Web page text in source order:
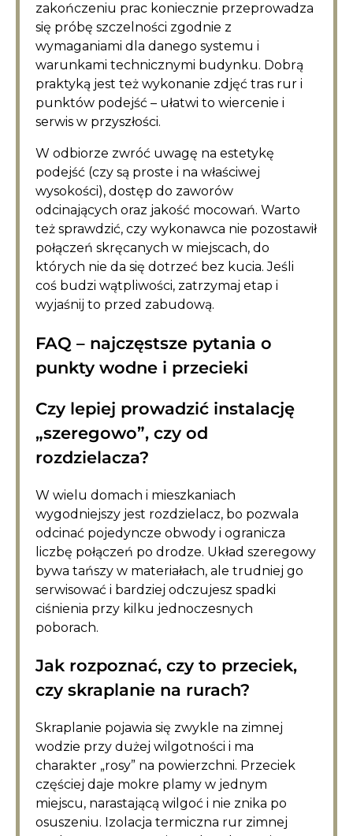
zakończeniu prac koniecznie przeprowadza
się próbę szczelności zgodnie z
wymaganiami dla danego systemu i
warunkami technicznymi budynku. Dobrą
praktyką jest też wykonanie zdjęć tras rur i
punktów podejść – ułatwi to wiercenie i
serwis w przyszłości.
W odbiorze zwróć uwagę na estetykę
podejść (czy są proste i na właściwej
wysokości), dostęp do zaworów
odcinających oraz jakość mocowań. Warto
też sprawdzić, czy wykonawca nie pozostawił
połączeń skręcanych w miejscach, do
których nie da się dotrzeć bez kucia. Jeśli
coś budzi wątpliwości, zatrzymaj etap i
wyjaśnij to przed zabudową.
FAQ – najczęstsze pytania o
punkty wodne i przecieki
Czy lepiej prowadzić instalację
„szeregowo”, czy od
rozdzielacza?
W wielu domach i mieszkaniach
wygodniejszy jest rozdzielacz, bo pozwala
odcinać pojedyncze obwody i ogranicza
liczbę połączeń po drodze. Układ szeregowy
bywa tańszy w materiałach, ale trudniej go
serwisować i bardziej odczujesz spadki
ciśnienia przy kilku jednoczesnych
poborach.
Jak rozpoznać, czy to przeciek,
czy skraplanie na rurach?
Skraplanie pojawia się zwykle na zimnej
wodzie przy dużej wilgotności i ma
charakter „rosy” na powierzchni. Przeciek
częściej daje mokre plamy w jednym
miejscu, narastającą wilgoć i nie znika po
osuszeniu. Izolacja termiczna rur zimnej